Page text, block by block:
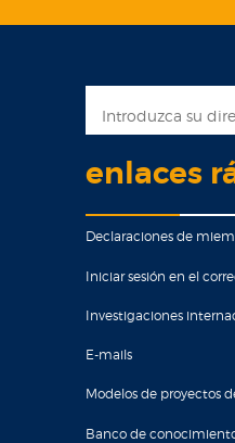
enlaces
Declaraciones de
Iniciar sesión en el
Investigaciones
E-mails
Modelos de proyectos
Banco de